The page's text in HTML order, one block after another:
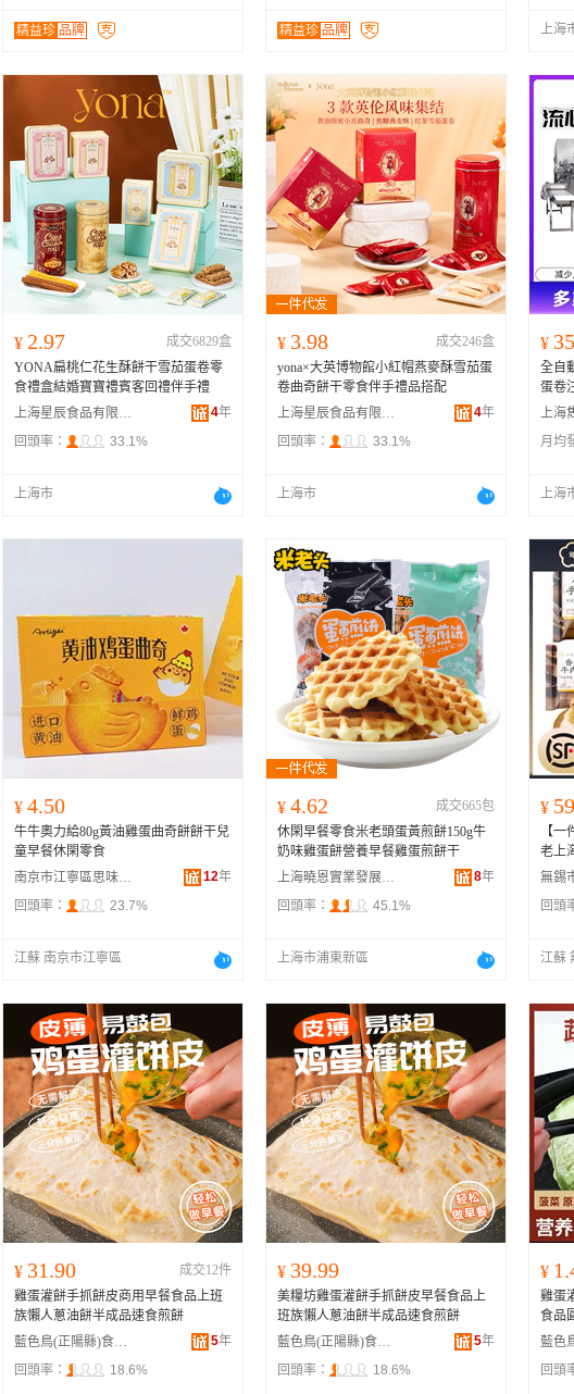
精益珍 品牌 精益珍 品牌 上海
¥ 2.97
成交6829盒
YONA扁桃仁花生酥餅干雪茄蛋卷零
食禮盒結婚寶寶禮賓客回禮伴手禮
上海星辰食品有限公司
4年
回頭率：
33.1%
上海市
¥ 3.98
成交246盒
yona×大英博物館小紅帽燕麥酥雪茄蛋
卷曲奇餅干零食伴手禮品搭配
上海星辰食品有限公司
4年
回頭率：
33.1%
上海市
¥
全自
蛋卷
月均
上海
¥ 4.50
牛牛奧力給80g黃油雞蛋曲奇餅餅干兒
童早餐休閑零食
南京市江寧區思味特食品經營部
12年
回頭率：
23.7%
江蘇 南京市江寧區
¥ 4.62
成交665包
休閑早餐零食米老頭蛋黃煎餅150g牛
奶味雞蛋餅營養早餐雞蛋煎餅干
上海曉恩實業發展有限公司
8年
回頭率：
45.1%
上海市浦東新區
¥
【
老上
回頭
江蘇
¥ 31.90
成交12件
雞蛋灌餅手抓餅皮商用早餐食品上班
族懶人蔥油餅半成品速食煎餅
藍色鳥(正陽縣)食品店
5年
回頭率：
18.6%
¥ 39.99
美糧坊雞蛋灌餅手抓餅皮早餐食品上
班族懶人蔥油餅半成品速食煎餅
藍色鳥(正陽縣)食品店
5年
回頭率：
18.6%
¥
雞蛋
食品
回頭